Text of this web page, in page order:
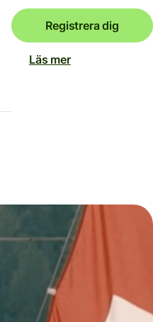
Registrera dig
Läs mer